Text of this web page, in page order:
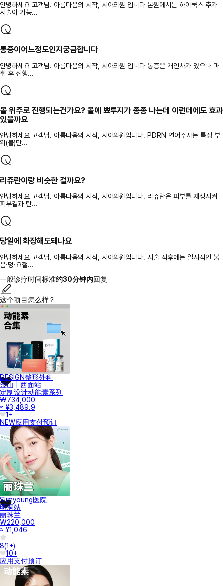
안녕하세요 고객님. 아름다움의 시작, 시아의원 입니다 본원에서는 하이쿡스 추가
시술이 가능...
통증이어느정도인지궁금합니다
안녕하세요 고객님. 아름다움의 시작, 시아의원 입니다 통증은 개인차가 있으나 마
취 후 진행...
볼 위주로 진행되는건가요? 볼에 뾰루지가 종종 나는데 이런데에도 효과
있을까요
안녕하세요 고객님. 아름다움의 시작, 시아의원입니다. PDRN 연어주사는 특정 부
위(볼)만...
리쥬란이랑 비슷한 걸까요?
안녕하세요 고객님. 아름다움의 시작, 시아의원입니다. 리쥬란은 피부를 재생시켜
피부결과 탄...
당일에 화장해도돼나요
안녕하세요 고객님. 아름다움의 시작, 시아의원입니다. 시술 직후에는 일시적인 붉
음·멍·요철...
一般诊疗时间标准约30分钟内回复
这个项目怎么样？
DESIGN整形外科
釜山 | 西面站
定制设计动能素系列
₩734,000
≈ ¥3,489.9
1+
NEW应用支付预订
Slimyoung医院
明洞站
丽珠兰
₩220,000
≈ ¥1,046
8(1+)
10+
应用支付预订